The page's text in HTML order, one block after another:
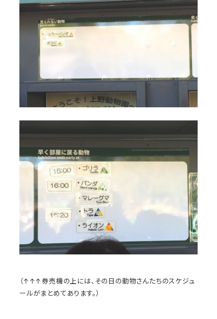
（↑↑↑券売機の上には、その日の動物さんたちのスケジュ
ールがまとめてあります。）